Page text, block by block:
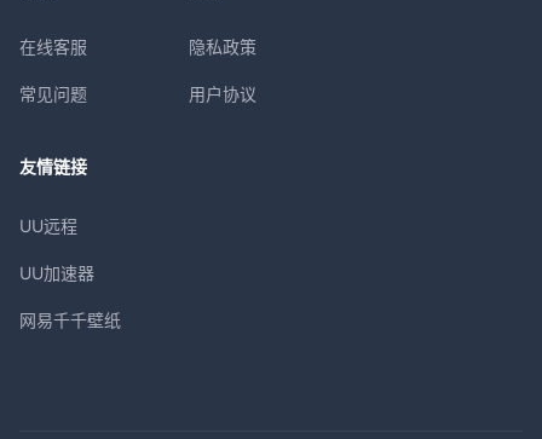
在线客服
常见问题
隐私政策
用户协议
友情链接
UU远程
UU加速器
网易千千壁纸